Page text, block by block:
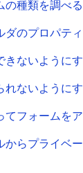
の種類を調べ
ダのプロパテ
きないように
れないように
てフォームを
からプライベ